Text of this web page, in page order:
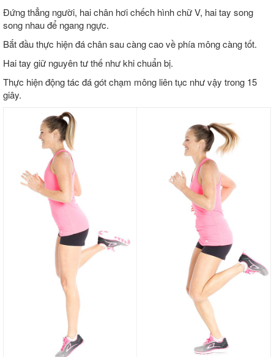
Đứng thẳng người, hai chân hơi chếch hình chữ V, hai tay song
song nhau để ngang ngực.
Bắt đầu thực hiện đá chân sau càng cao về phía mông càng tốt.
Hai tay giữ nguyên tư thế như khi chuẩn bị.
Thực hiện động tác đá gót chạm mông liên tục như vậy trong 15
giây.